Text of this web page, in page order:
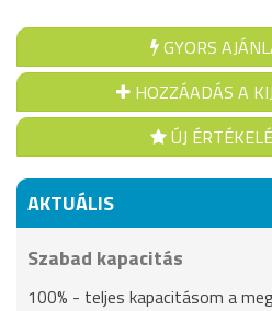
GYORS
HOZZÁADÁS A
ÚJ
AKTUÁLIS
Szabad kapacitás
100% - teljes kapacitásom a